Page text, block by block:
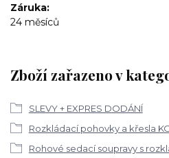
Záruka
24 měsíců
Zboží zařazeno v
SLEVY + EXPRES DODÁNÍ
Rozkládací pohovky a křesla
Rohové sedací soupravy s